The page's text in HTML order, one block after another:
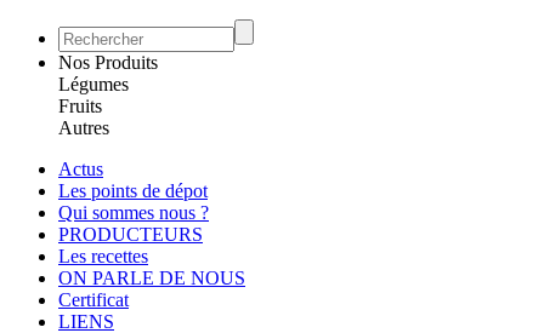
Nos Produits
Légumes
Fruits
Autres
Actus
Les points de dépot
Qui sommes nous ?
PRODUCTEURS
Les recettes
ON PARLE DE NOUS
Certificat
LIENS